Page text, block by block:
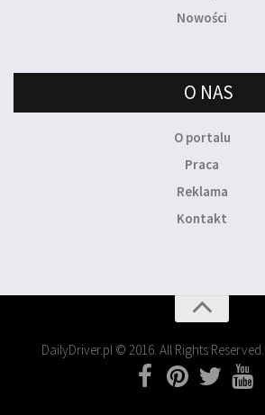
Nowości
O NAS
O portalu
Praca
Reklama
Kontakt
DailyDriver.pl © 2016. All Rights